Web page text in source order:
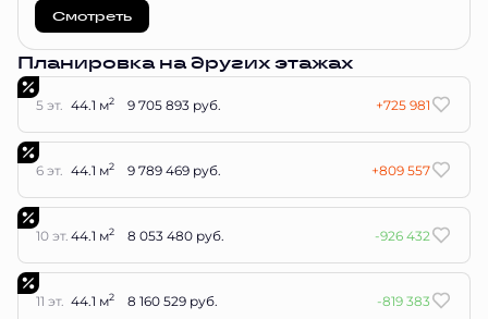
Смотреть
Планировка на других этажах
5 эт. 44.1 м2 9 705 893 руб. +725 981
6 эт. 44.1 м2 9 789 469 руб. +809 557
10 эт. 44.1 м2 8 053 480 руб. -926 432
11 эт. 44.1 м2 8 160 529 руб. -819 383